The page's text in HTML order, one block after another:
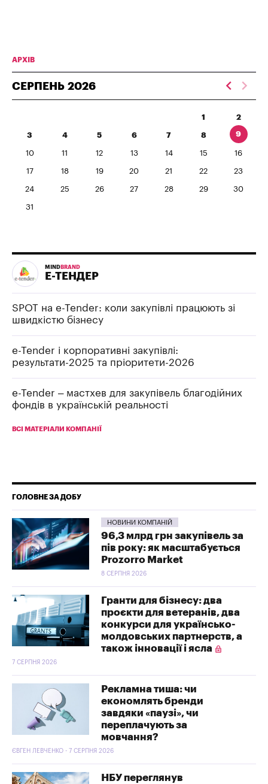
АРХІВ
СЕРПЕНЬ 2026
1 2
3 4 5 6 7 8 9
10 11 12 13 14 15 16
17 18 19 20 21 22 23
24 25 26 27 28 29 30
31
MIND BRAND
Е-ТЕНДЕР
SPOT на e-Tender: коли закупівлі працюють зі
швидкістю бізнесу
e-Tender і корпоративні закупівлі:
результати-2025 та пріоритети-2026
e-Tender – мастхев для закупівель благодійних
фондів в українській реальності
ВСІ МАТЕРІАЛИ КОМПАНІЇ
ГОЛОВНЕ ЗА ДОБУ
НОВИНИ КОМПАНІЙ
96,3 млрд грн закупівель за
пів року: як масштабується
Prozorro Market
8 СЕРПНЯ 2026
Гранти для бізнесу: два
проєкти для ветеранів, два
конкурси для українсько-
молдовських партнерств, а
також інновації і ясла
7 СЕРПНЯ 2026
Рекламна тиша: чи
економлять бренди
завдяки «паузі», чи
переплачують за
мовчання?
ЄВГЕН ЛЕВЧЕНКО - 7 СЕРПНЯ 2026
НБУ переглянув